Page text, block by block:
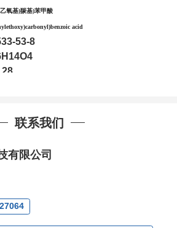
氧基)羰基)苯甲酸
acid
53-8
;100Mg;250Mg ;500Mg
科研单位先发货和
试剂,欢迎前来询购,如若出现质量问题,
(欢迎致电,或QQ、微信联系)
联系我们
有限公司